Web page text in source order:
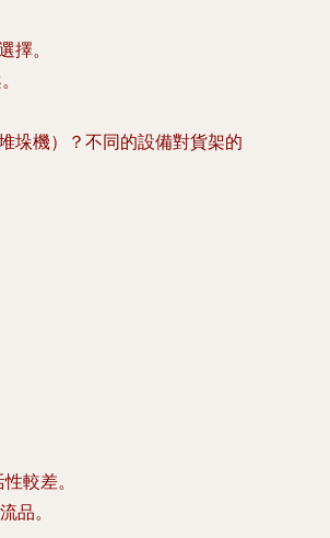
擇。
垛機）？不同的設備對貨架的
較差。
品。